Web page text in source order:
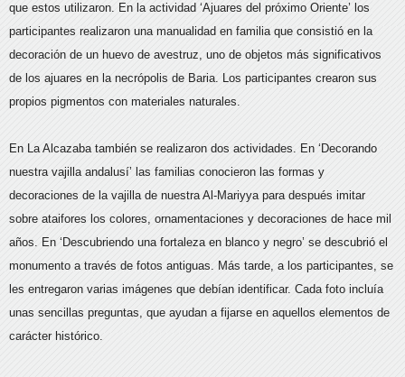
que estos utilizaron. En la actividad ‘Ajuares del próximo Oriente’ los
participantes realizaron una manualidad en familia que consistió en la
decoración de un huevo de avestruz, uno de objetos más significativos
de los ajuares en la necrópolis de Baria. Los participantes crearon sus
propios pigmentos con materiales naturales.
En La Alcazaba también se realizaron dos actividades. En ‘Decorando
nuestra vajilla andalusí’ las familias conocieron las formas y
decoraciones de la vajilla de nuestra Al-Mariyya para después imitar
sobre ataifores los colores, ornamentaciones y decoraciones de hace mil
años. En ‘Descubriendo una fortaleza en blanco y negro’ se descubrió el
monumento a través de fotos antiguas. Más tarde, a los participantes, se
les entregaron varias imágenes que debían identificar. Cada foto incluía
unas sencillas preguntas, que ayudan a fijarse en aquellos elementos de
carácter histórico.